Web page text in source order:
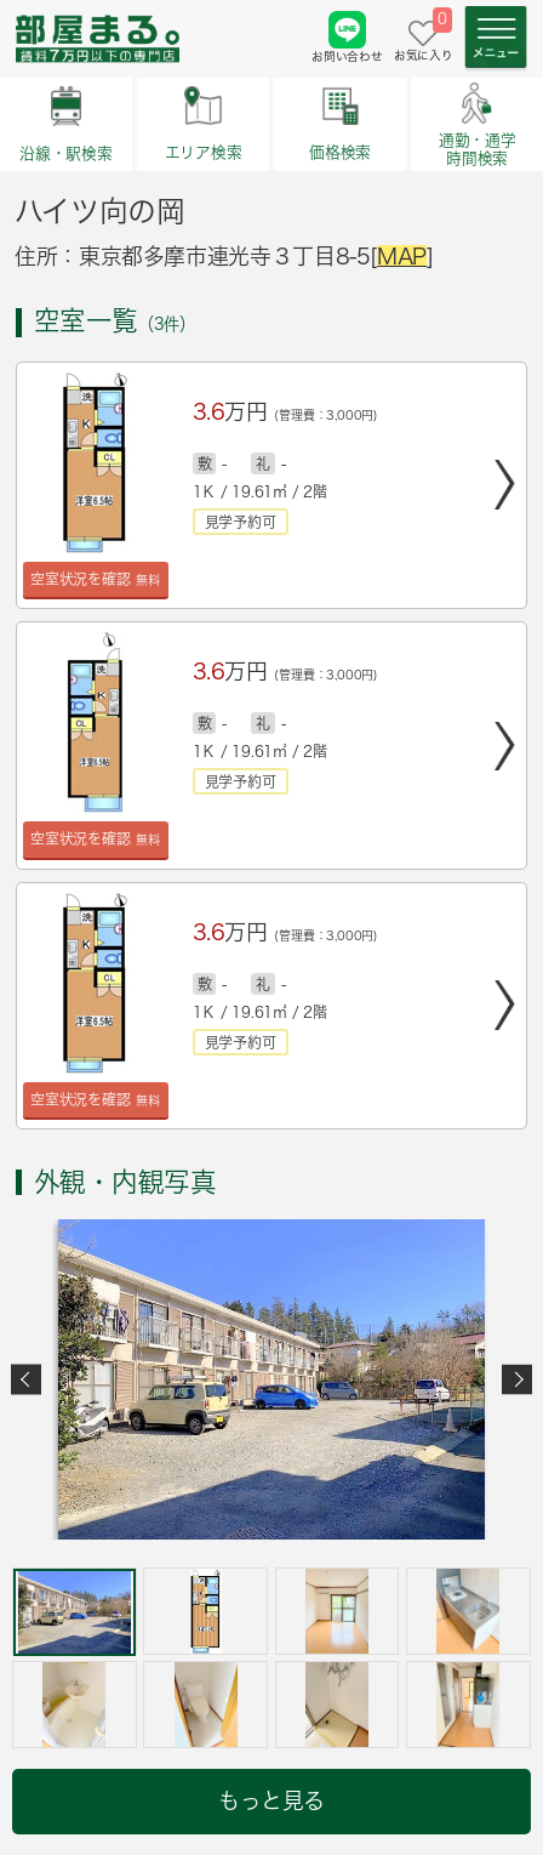
お問い合わせ
0
お気に入り
沿線・駅検索 エリア検索 価格検索
通勤・通学
時間検索
ハイツ向の岡
住所：東京都多摩市連光寺３丁目8-5[MAP]
空室一覧 （3件）
空室状況を確認 無料
3.6万円 (管理費：3,000円)
敷 - 礼
-
1Ｋ / 19.61㎡ / 2階
見学予約可
空室状況を確認 無料
3.6 万円 (管理費：3,000円)
敷 - 礼
-
1Ｋ / 19.61㎡ / 2階
見学予約可
空室状況を確認 無料
3.6万円 (管理費：3,000円)
敷 - 礼
-
1Ｋ / 19.61㎡ / 2階
見学予約可
外観・内観写真
もっと見る